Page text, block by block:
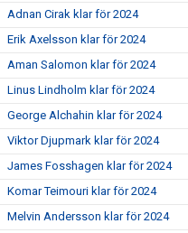
Adnan Cirak klar för 2024
Erik Axelsson klar för 2024
Aman Salomon klar för 2024
Linus Lindholm klar för 2024
George Alchahin klar för 2024
Viktor Djupmark klar för 2024
James Fosshagen klar för 2024
Komar Teimouri klar för 2024
Melvin Andersson klar för 2024